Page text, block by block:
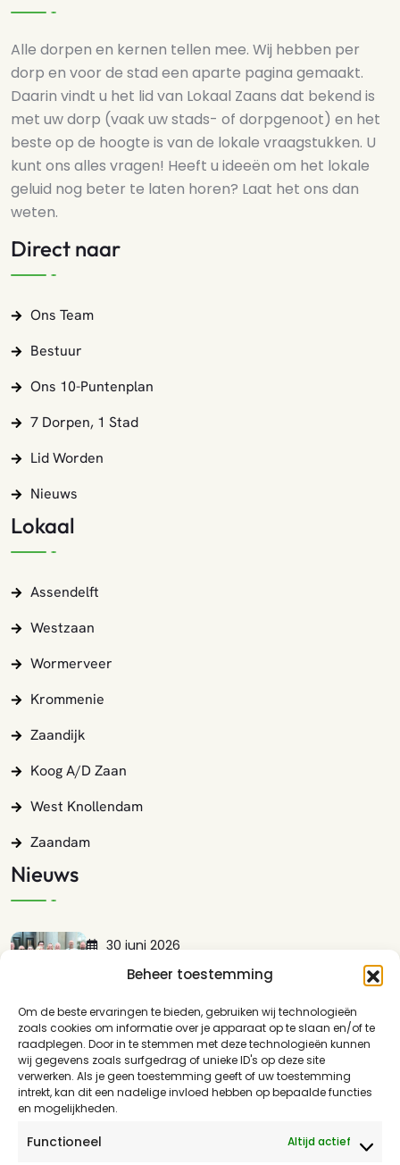
Beheer toestemming
Om de beste ervaringen te bieden, gebruiken wij technologieën
zoals cookies om informatie over je apparaat op te slaan en/of te
raadplegen. Door in te stemmen met deze technologieën kunnen
wij gegevens zoals surfgedrag of unieke ID's op deze site
verwerken. Als je geen toestemming geeft of uw toestemming
intrekt, kan dit een nadelige invloed hebben op bepaalde functies
en mogelijkheden.
Functioneel Altijd actief
Alle dorpen en kernen tellen mee. Wij hebben per
dorp en voor de stad een aparte pagina gemaakt.
Daarin vindt u het lid van Lokaal Zaans dat bekend is
met uw dorp (vaak uw stads- of dorpgenoot) en het
beste op de hoogte is van de lokale vraagstukken. U
kunt ons alles vragen! Heeft u ideeën om het lokale
geluid nog beter te laten horen? Laat het ons dan
weten.
Direct naar
Ons Team
Bestuur
Ons 10-Puntenplan
7 Dorpen, 1 Stad
Lid Worden
Nieuws
Lokaal
Assendelft
Westzaan
Wormerveer
Krommenie
Zaandijk
Koog A/d Zaan
West Knollendam
Zaandam
Nieuws
30 juni 2026
Lokaal Zaans Presenteert Met Trots:…
17 mei 2026
Guisweg En Het Spoor: Waarom…
LEES MEER